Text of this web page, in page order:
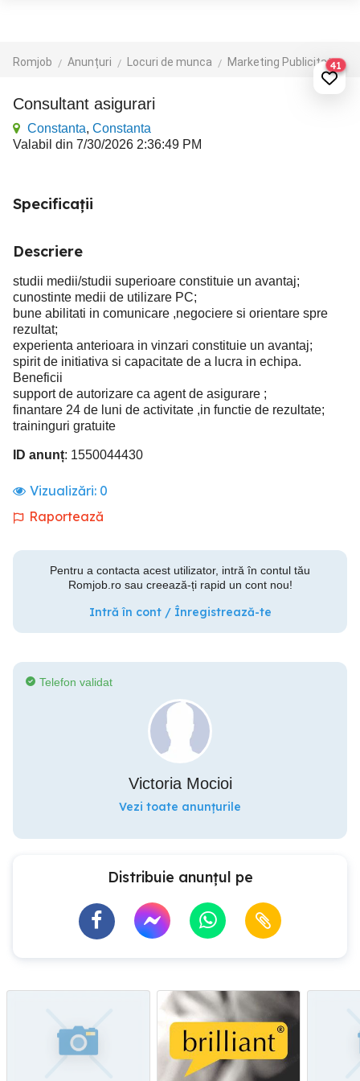
Romjob Anunțuri Locuri de munca Marketing Publicitate
41
Consultant asigurari
Constanta, Constanta
Valabil din 7/30/2026 2:36:49 PM
Specificații
Descriere
studii medii/studii superioare constituie un avantaj;
cunostinte medii de utilizare PC;
bune abilitati in comunicare ,negociere si orientare spre
rezultat;
experienta anterioara in vinzari constituie un avantaj;
spirit de initiativa si capacitate de a lucra in echipa.
Beneficii
support de autorizare ca agent de asigurare ;
finantare 24 de luni de activitate ,in functie de rezultate;
traininguri gratuite
ID anunț: 1550044430
Vizualizări: 0
Raportează
Pentru a contacta acest utilizator, intră în contul tău
Romjob.ro sau creează-ți rapid un cont nou!
Intră în cont / Înregistrează-te
Telefon validat
Victoria Mocioi
Vezi toate anunțurile
Distribuie anunțul pe